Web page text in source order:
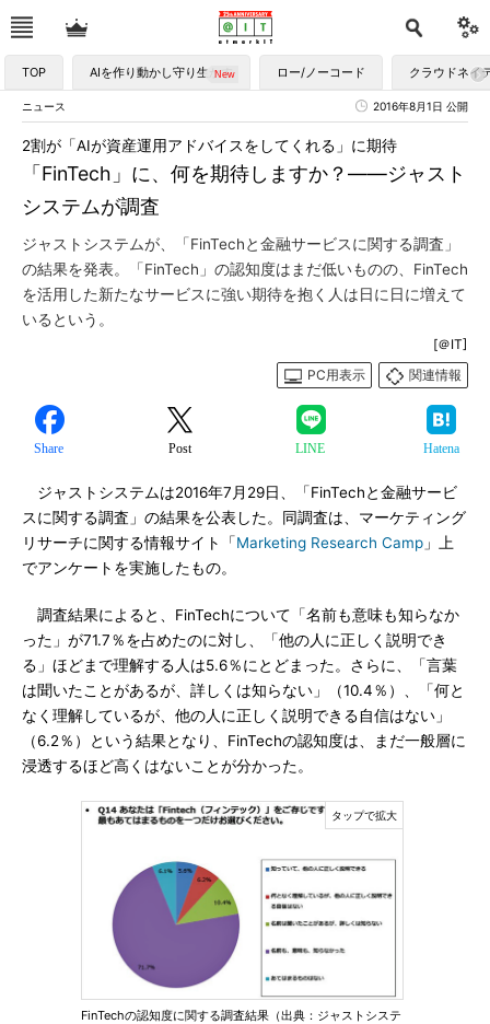
TOP AIを作り動かし守り生かす ロー/ノーコード クラウドネイ
ニュース 2016年8月1日 公開
「FinTech」に、何を期待しますか？――ジャスト
システムが調査
2割が「AIが資産運用アドバイスをしてくれる」に期待
ジャストシステムが、「FinTechと金融サービスに関する調査」
の結果を発表。「FinTech」の認知度はまだ低いものの、FinTech
を活用した新たなサービスに強い期待を抱く人は日に日に増えて
いるという。
[＠IT]
PC用表示
関連情報
Share Post LINE Hatena
ジャストシステムは2016年7月29日、「FinTechと金融サービ
スに関する調査」の結果を公表した。同調査は、マーケティング
リサーチに関する情報サイト「Marketing Research Camp 」上
でアンケートを実施したもの。
調査結果によると、FinTechについて「名前も意味も知らなか
った」が71.7％を占めたのに対し、「他の人に正しく説明でき
る」ほどまで理解する人は5.6％にとどまった。さらに、「言葉
は聞いたことがあるが、詳しくは知らない」（10.4％）、「何と
なく理解しているが、他の人に正しく説明できる自信はない」
（6.2％）という結果となり、FinTechの認知度は、まだ一般層に
浸透するほど高くはないことが分かった。
FinTechの認知度に関する調査結果（出典：ジャストシステ